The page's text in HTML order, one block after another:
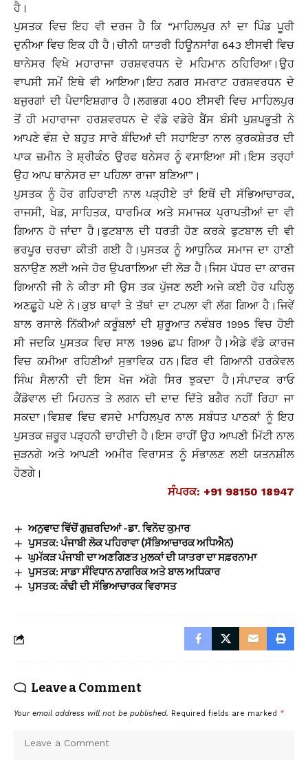
ਹੈ।
ਪੁਸਤਕ ਵਿਚ ਇਹ ਵੀ ਦਰਜ ਹੈ ਕਿ “ਮਾਹਿਲਪੁਰ ਨਾਂ ਦਾ ਪਿੰਡ ਪੂਰੀ
ਦੁਨੀਆ ਵਿਚ ਇਕ ਹੀ ਹੈ।ਚੀਨੀ ਯਾਤਰੀ ਹਿਊਨਸਾਂਗ 643 ਈਸਵੀ ਵਿਚ
ਥਾਨੇਸਰ ਵਿਖੇ ਮਹਾਰਾਜਾ ਹਰਸ਼ਵਰਧਨ ਦੇ ਮਹਿਮਾਨ ਠਹਿਰਿਆ।ਉਹ
ਵਾਪਸੀ ਸਮੇਂ ਇਥੇ ਵੀ ਆਇਆ।ਇਹ ਨਗਰ ਸਮਰਾਟ ਹਰਸ਼ਵਰਧਨ ਦੇ
ਬਜੁਰਗਾਂ ਦੀ ਪੈਦਾਇਸ਼ਗਾਰ ਹੈ।ਲਗਭਗ 400 ਈਸਵੀ ਵਿਚ ਮਾਹਿਲਪੁਰ
ਤੋਂ ਹੀ ਮਹਾਰਾਜਾ ਹਰਸ਼ਵਰਧਨ ਦੇ ਵੱਡੇ ਵਡੇਰੇ ਬੈਂਸ ਬੰਸੀ ਪੁਸ਼ਪਭੂਤੀ ਨੇ
ਆਪਣੇ ਵੰਸ਼ ਦੇ ਬਹੁਤ ਸਾਰੇ ਬੰਦਿਆਂ ਦੀ ਸਹਾਇਤਾ ਨਾਲ ਕੁਰਕਸ਼ੇਤਰ ਦੀ
ਪਾਕ ਜ਼ਮੀਨ ਤੇ ਸ਼੍ਰੀਕੰਠ ਉਰਫ ਥਨੇਸਰ ਨੂੰ ਵਸਾਇਆ ਸੀ।ਇਸ ਤਰ੍ਹਾਂ
ਉਹ ਆਪ ਥਾਨੇਸਰ ਦਾ ਪਹਿਲਾ ਰਾਜਾ ਬਣਿਆ”।
ਪੁਸਤਕ ਨੂੰ ਹੋਰ ਗਹਿਰਾਈ ਨਾਲ ਪੜ੍ਹੀਏ ਤਾਂ ਇਥੋਂ ਦੀ ਸੱਭਿਆਚਾਰਕ,
ਰਾਜਸੀ, ਖੇਡ, ਸਾਹਿਤਕ, ਧਾਰਮਿਕ ਅਤੇ ਸਮਾਜਕ ਪ੍ਰਾਪਤੀਆਂ ਦਾ ਵੀ
ਗਿਆਨ ਹੋ ਜਾਂਦਾ ਹੈ।ਫੁਟਬਾਲ ਦੀ ਧਰਤੀ ਹੋਣ ਕਰਕੇ ਫੁਟਬਾਲ ਦੀ ਵੀ
ਭਰਪੂਰ ਚਰਚਾ ਕੀਤੀ ਗਈ ਹੈ।ਪੁਸਤਕ ਨੂੰ ਆਧੁਨਿਕ ਸਮਾਜ ਦਾ ਹਾਣੀ
ਬਨਾਉਣ ਲਈ ਅਜੇ ਹੋਰ ਉਪਰਾਲਿਆ ਦੀ ਲੋੜ ਹੈ।ਜਿਸ ਪੱਧਰ ਦਾ ਕਾਰਜ
ਗਿਆਨੀ ਜੀ ਨੇ ਕੀਤਾ ਸੀ ਉਸ ਤਕ ਪੁੱਜਣ ਲਈ ਅਜੇ ਕਈ ਹੋਰ ਪਹਿਲੂ
ਅਣਛੂਹੇ ਪਏ ਨੇ।ਕੁਝ ਥਾਵਾਂ ਤੇ ਤੱਥਾਂ ਦਾ ਟਪਲਾ ਵੀ ਲੱਗ ਗਿਆ ਹੈ।ਜਿਵੇਂ
ਬਾਲ ਰਸਾਲੇ ਨਿੱਕੀਆਂ ਕਰੂੰਬਲਾਂ ਦੀ ਸ਼ੁਰੂਆਤ ਨਵੰਬਰ 1995 ਵਿਚ ਹੋਈ
ਸੀ ਜਦਕਿ ਪੁਸਤਕ ਵਿਚ ਸਾਲ 1996 ਛਪ ਗਿਆ ਹੈ।ਐਡੇ ਵੱਡੇ ਕਾਰਜ
ਵਿਚ ਕਮੀਆ ਰਹਿਣੀਆਂ ਸੁਭਾਵਿਕ ਹਨ।ਫਿਰ ਵੀ ਗਿਆਨੀ ਹਰਕੇਵਲ
ਸਿੰਘ ਸੈਲਾਨੀ ਦੀ ਇਸ ਖੋਜ ਅੱਗੇ ਸਿਰ ਝੁਕਦਾ ਹੈ।ਸੰਪਾਦਕ ਰਾਓ
ਕੈਂਡੋਵਾਲ ਦੀ ਮਿਹਨਤ ਤੇ ਲਗਨ ਦੀ ਦਾਦ ਦਿੱਤੇ ਬਗੈਰ ਨਹੀਂ ਰਿਹਾ ਜਾ
ਸਕਦਾ।ਵਿਸ਼ਵ ਵਿਚ ਵਸਦੇ ਮਾਹਿਲਪੁਰ ਨਾਲ ਸਬੰਧਤ ਪਾਠਕਾਂ ਨੂੰ ਇਹ
ਪੁਸਤਕ ਜ਼ਰੂਰ ਪੜ੍ਹਨੀ ਚਾਹੀਦੀ ਹੈ।ਇਸ ਰਾਹੀਂ ਉਹ ਆਪਣੀ ਮਿੱਟੀ ਨਾਲ
ਜੁੜਨਗੇ ਅਤੇ ਆਪਣੀ ਅਮੀਰ ਵਿਰਾਸਤ ਨੂੰ ਸੰਭਾਲਣ ਲਈ ਯਤਨਸ਼ੀਲ
ਹੋਣਗੇ।
ਸੰਪਰਕ: +91 98150 18947
ਅਨੁਵਾਦ ਵਿੱਚੋਂ ਗੁਜ਼ਰਦਿਆਂ -ਡਾ. ਵਿਨੋਦ ਕੁਮਾਰ
ਪੁਸਤਕ: ਪੰਜਾਬੀ ਲੋਕ ਪਹਿਰਾਵਾ (ਸੱਭਿਆਚਾਰਕ ਅਧਿਐਨ)
ਘੁਮੱਕੜ ਪੰਜਾਬੀ ਦਾ ਅਣਗਿਣਤ ਮੁਲਕਾਂ ਦੀ ਯਾਤਰਾ ਦਾ ਸਫ਼ਰਨਾਮਾ
ਪੁਸਤਕ: ਸਾਡਾ ਸੰਵਿਧਾਨ ਨਾਗਰਿਕ ਅਤੇ ਬਾਲ ਅਧਿਕਾਰ
ਪੁਸਤਕ: ਕੰਢੀ ਦੀ ਸੱਭਿਆਚਾਰਕ ਵਿਰਾਸਤ
Leave a Comment
Your email address will not be published. Required fields are marked *